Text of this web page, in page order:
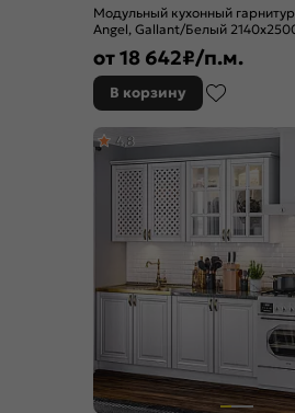
Модульный кухонный
Angel, Gallant/Белый
от18 642₽/п.м.
В корзину
4,8